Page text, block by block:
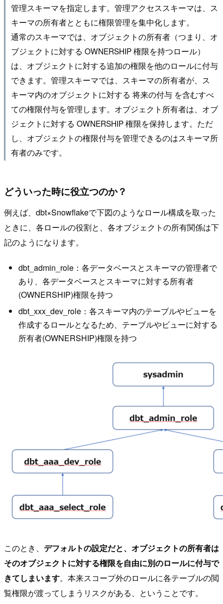
管理スキーマを指定します。管理アクセススキーマは、ス
キーマの所有者とともに権限管理を集中化します。
通常のスキーマでは、オブジェクトの所有者（つまり、オ
ブジェクトに対する OWNERSHIP 権限を持つロール）
は、オブジェクトに対する追加の権限を他のロールに付与
できます。管理スキーマでは、スキーマの所有者が、ス
キーマ内のオブジェクトに対する 将来の付与 を含むすべ
ての権限付与を管理します。オブジェクト所有者は、オブ
ジェクトに対する OWNERSHIP 権限を保持します。ただ
し、オブジェクトの権限付与を管理できるのはスキーマ所
有者のみです。
どういった時に役立つのか？
例えば、dbt×Snowflakeで下図のようなロール構成を取った
ときに、各ロールの役割と、各オブジェクトの所有関係は下
記のようになります。
dbt_admin_role：各データベースとスキーマの管理者で
あり、各データベースとスキーマに対する所有者
(OWNERSHIP)権限を持つ
dbt_xxx_dev_role：各スキーマ内のテーブルやビューを
作成するロールとなるため、テーブルやビューに対する
所有者(OWNERSHIP)権限を持つ
このとき、 デフォルトの設定だと、オブジェクトの所有者は
そのオブジェクトに対する権限を自由に別のロールに付与で
きてしまいます。本来スコープ外のロールに各テーブルの閲
覧権限が渡ってしまうリスクがある、ということです。